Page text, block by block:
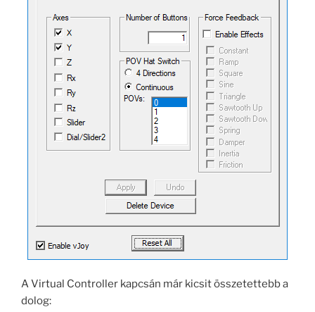
A Virtual Controller kapcsán már kicsit összetettebb a
dolog: